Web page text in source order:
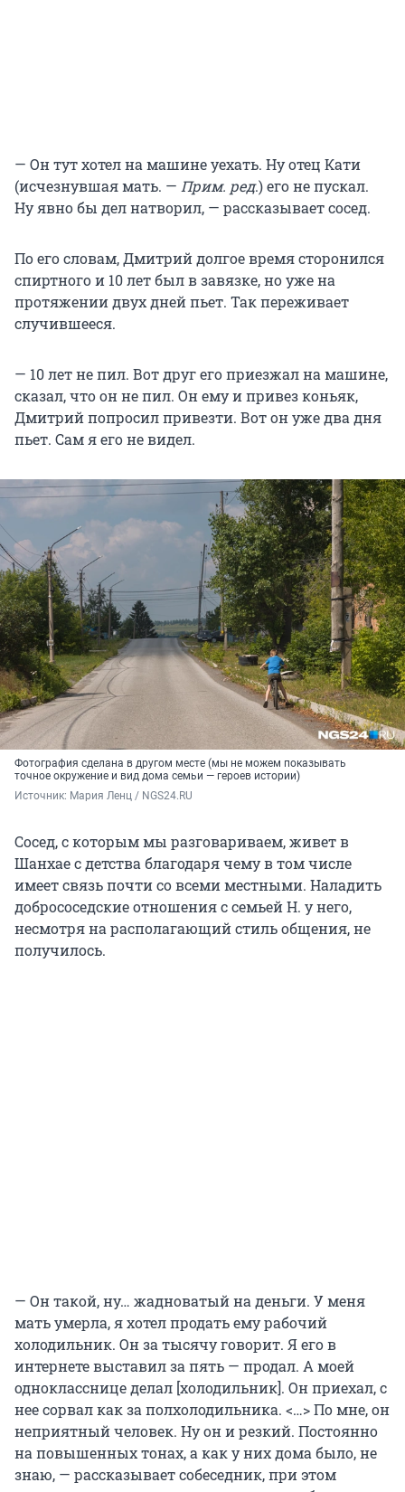
— Он тут хотел на машине уехать. Ну отец Кати
(исчезнувшая мать. — Прим. ред.) его не пускал.
Ну явно бы дел натворил, — рассказывает сосед.
По его словам, Дмитрий долгое время сторонился
спиртного и 10 лет был в завязке, но уже на
протяжении двух дней пьет. Так переживает
случившееся.
— 10 лет не пил. Вот друг его приезжал на машине,
сказал, что он не пил. Он ему и привез коньяк,
Дмитрий попросил привезти. Вот он уже два дня
пьет. Сам я его не видел.
Фотография сделана в другом месте (мы не можем показывать
точное окружение и вид дома семьи — героев истории)
Источник: Мария Ленц / NGS24.RU
Сосед, с которым мы разговариваем, живет в
Шанхае с детства благодаря чему в том числе
имеет связь почти со всеми местными. Наладить
добрососедские отношения с семьей Н. у него,
несмотря на располагающий стиль общения, не
получилось.
— Он такой, ну… жадноватый на деньги. У меня
мать умерла, я хотел продать ему рабочий
холодильник. Он за тысячу говорит. Я его в
интернете выставил за пять — продал. А моей
однокласснице делал [холодильник]. Он приехал, с
нее сорвал как за полхолодильника. <…> По мне, он
неприятный человек. Ну он и резкий. Постоянно
на повышенных тонах, а как у них дома было, не
знаю, — рассказывает собеседник, при этом